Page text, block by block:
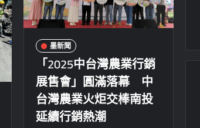
墨新聞
「2025中台灣農業行銷
展售會」圓滿落幕 中
台灣農業火炬交棒南投
延續行銷熱潮